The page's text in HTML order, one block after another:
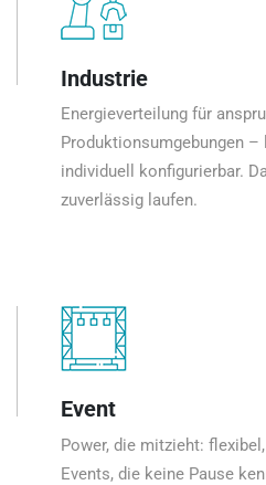
Industrie
Energieverteilung für
Produktionsumgebungen
individuell konfigurierbar.
zuverlässig laufen.
Event
Power, die mitzieht:
Events, die keine Pause